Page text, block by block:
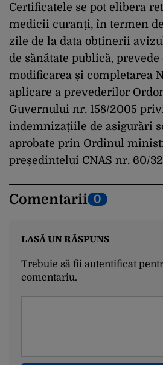
Certificatele se pot elibera
medicii curanți, în termen
zile de la data obținerii
de sănătate publică,
modificarea și completarea
aplicare a prevederilor
Guvernului nr. 158/2005
indemnizațiile de asigurări
aprobate prin Ordinul
președintelui CNAS nr. 60/
Comentarii 0
LASĂ UN RĂSPUNS
Trebuie să fii autentificat
comentariu.